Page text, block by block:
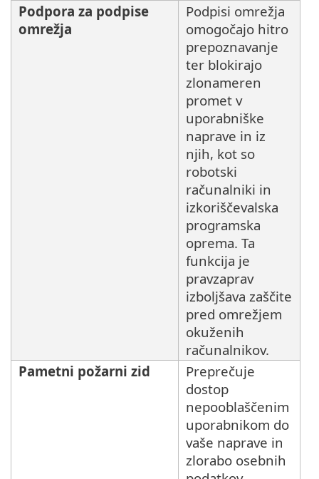
Podpora za podpise
omrežja
Podpisi omrežja
omogočajo hitro
prepoznavanje
ter blokirajo
zlonameren
promet v
uporabniške
naprave in iz
njih, kot so
robotski
računalniki in
izkoriščevalska
programska
oprema. Ta
funkcija je
pravzaprav
izboljšava zaščite
pred omrežjem
okuženih
računalnikov.
Pametni požarni zid
Preprečuje
dostop
nepooblaščenim
uporabnikom do
vaše naprave in
zlorabo osebnih